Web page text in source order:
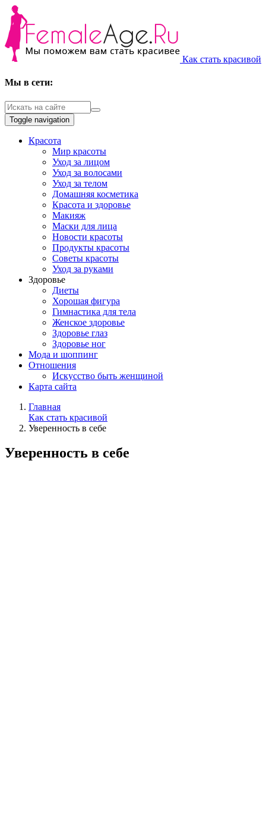
Как стать красивой
Мы в сети:
Toggle navigation
Красота
Мир красоты
Уход за лицом
Уход за волосами
Уход за телом
Домашняя косметика
Красота и здоровье
Макияж
Маски для лица
Новости красоты
Продукты красоты
Советы красоты
Уход за руками
Здоровье
Диеты
Хорошая фигура
Гимнастика для тела
Женское здоровье
Здоровье глаз
Здоровье ног
Мода и шоппинг
Отношения
Искусство быть женщиной
Карта сайта
Главная
Как стать красивой
Уверенность в себе
Уверенность в себе